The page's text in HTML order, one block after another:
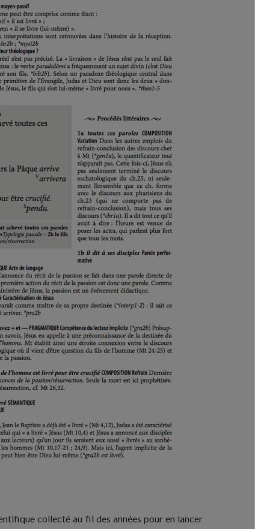
collecté au fil des années pour en lancer